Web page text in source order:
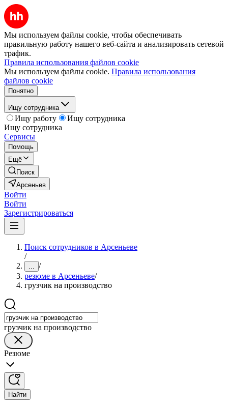
Мы используем файлы cookie, чтобы обеспечивать
правильную работу нашего веб-сайта и анализировать сетевой
трафик.
Правила использования файлов cookie
Мы используем файлы cookie. Правила использования
файлов cookie
Понятно
Ищу сотрудника
Ищу работу
Ищу сотрудника
Ищу сотрудника
Сервисы
Помощь
Ещё
Поиск
Арсеньев
Войти
Войти
Зарегистрироваться
Поиск сотрудников в Арсеньеве
/
... /
резюме в Арсеньеве/
грузчик на производство
грузчик на производство
Резюме
Найти